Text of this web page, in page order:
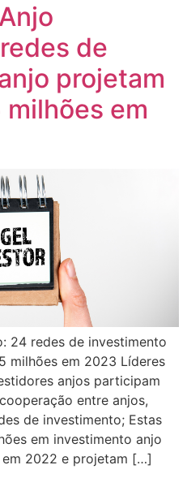
de
projetam
em
24 redes de investimento
milhões em 2023 Líderes
anjos participam
entre anjos,
de investimento; Estas
em investimento anjo
2022 e projetam […]